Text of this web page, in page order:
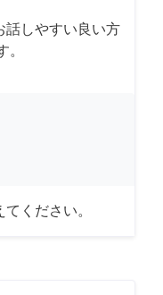
話しやすい良い方
。
ください。